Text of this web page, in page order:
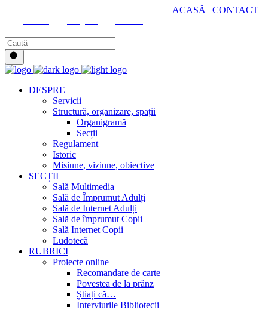
ACASĂ | CONTACT
DESPRE
Servicii
Structură, organizare, spații
Organigramă
Secții
Regulament
Istoric
Misiune, viziune, obiective
SECȚII
Sală Multimedia
Sală de Împrumut Adulți
Sală de Internet Adulți
Sală de împrumut Copii
Sală Internet Copii
Ludotecă
RUBRICI
Proiecte online
Recomandare de carte
Povestea de la prânz
Știați că…
Interviurile Bibliotecii